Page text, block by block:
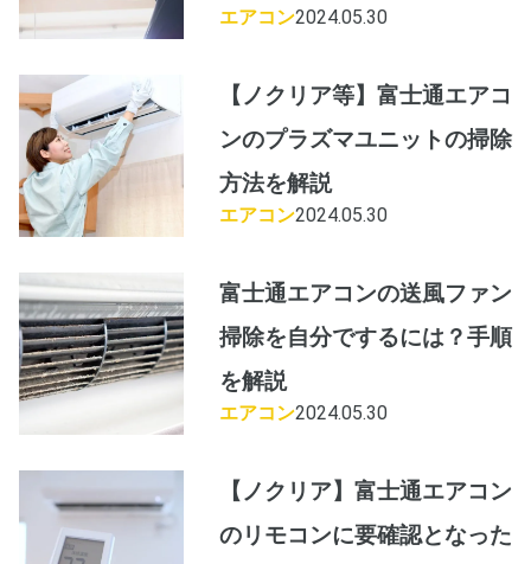
エアコン2024.05.30
【ノクリア等】富士通エアコ
ンのプラズマユニットの掃除
方法を解説
エアコン2024.05.30
富士通エアコンの送風ファン
掃除を自分でするには？手順
を解説
エアコン2024.05.30
【ノクリア】富士通エアコン
のリモコンに要確認となった